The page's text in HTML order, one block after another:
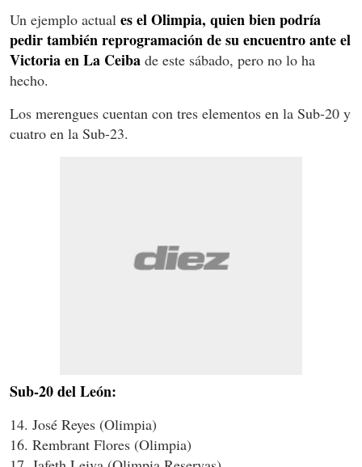
Un ejemplo actual es el Olimpia, quien bien podría
pedir también reprogramación de su encuentro ante el
Victoria en La Ceiba de este sábado, pero no lo ha
hecho.
Los merengues cuentan con tres elementos en la Sub-20 y
cuatro en la Sub-23.
Sub-20 del León:
14. José Reyes (Olimpia)
16. Rembrant Flores (Olimpia)